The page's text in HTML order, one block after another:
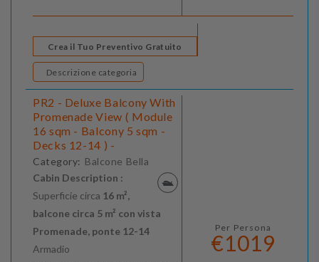
Crea il Tuo Preventivo Gratuito
Descrizione categoria
PR2 - Deluxe Balcony With
Promenade View ( Module
16 sqm - Balcony 5 sqm -
Decks 12-14 ) -
Category: Balcone Bella
Cabin Description :
Superficie circa 16 m²,
balcone circa 5 m² con vista
Promenade, ponte 12-14
Armadio
Per Persona
€1019